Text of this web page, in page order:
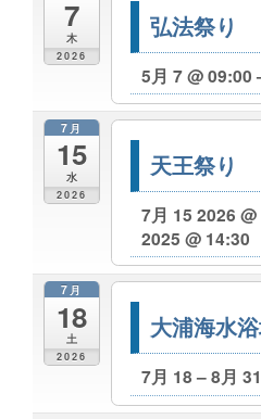
7
木
2026
弘法祭り
5月 7 @ 09:00
7月
15
水
2026
天王祭り
7月 15 2026
2025 @ 14:30
7月
18
土
2026
大浦海水
7月 18 – 8月